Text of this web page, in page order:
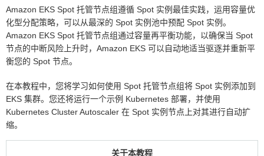
Amazon EKS Spot 托管节点组遵循 Spot 实例最佳实践，运用容量优
化型分配策略，可以从最深的 Spot 实例池中预配 Spot 实例。
Amazon EKS Spot 托管节点组通过容量再平衡功能，以确保当 Spot
节点的中断风险上升时，Amazon EKS 可以自动地适当驱逐并重新平
衡您的 Spot 节点。
在本教程中，您将学习如何使用 Spot 托管节点组将 Spot 实例添加到
EKS 集群。您还将运行一个示例 Kubernetes 部署，并使用
Kubernetes Cluster Autoscaler 在 Spot 实例节点上对其进行自动扩
缩。
关于本教程